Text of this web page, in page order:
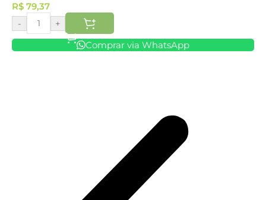
R$ 79,37
-
+
Comprar via WhatsApp